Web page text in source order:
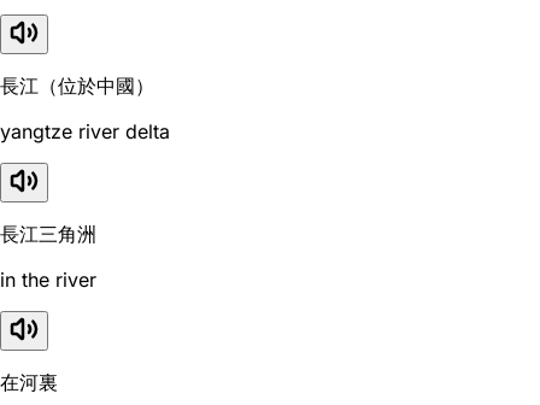
長江（位於中國）
yangtze river delta
長江三角洲
in the river
在河裏